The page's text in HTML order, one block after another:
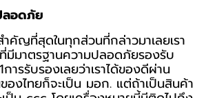
ลอดภัย
คัญที่สุดในทุกส่วนที่กล่าวมาเลยเรา
มีมาตรฐานความปลอดภัยรองรับ
การรับรองเลยว่าเราได้ของดีผ่าน
องไทยก็จะเป็น มอก. แต่ถ้าเป็นสินค้า